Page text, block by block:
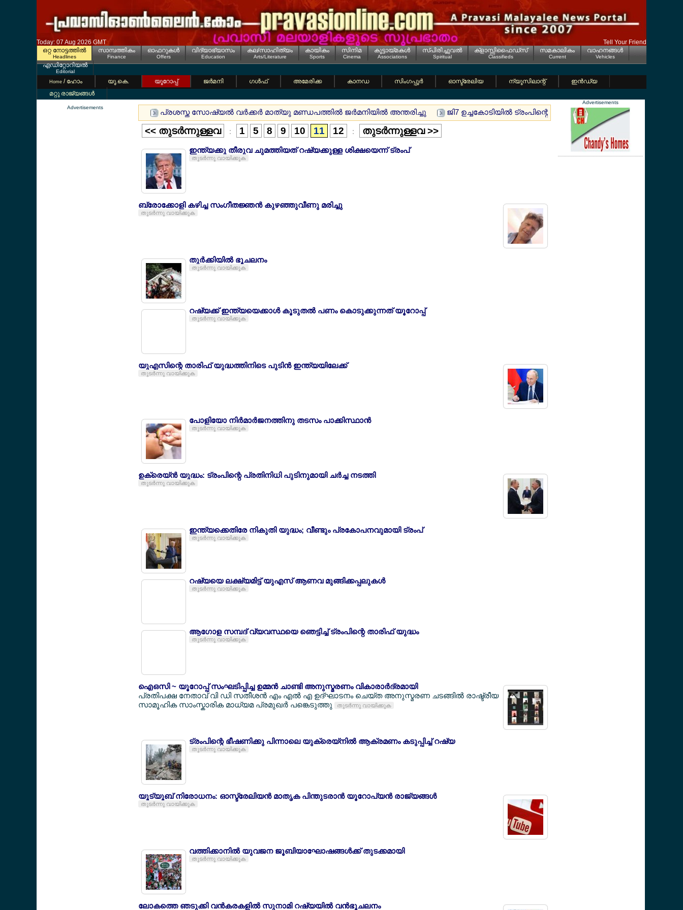
Today: 07 Aug 2026 GMT
Tell Your Friend
ഒറ്റ നോട്ടത്തില്‍
Headlines
സാമ്പത്തികം
Finance
ഓഫറുകള്‍
Offers
വിദ്യാഭ്യാസം
Education
കല/സാഹിത്യം
Arts/Literature
കായികം
Sports
സിനിമ
Cinema
കൂട്ടായ്മകള്‍
Associations
സ്പിരിച്ചുവല്‍
Spiritual
ക്ളാസ്സിഫൈഡ്സ്
Classifieds
സമകാലികം
Current
വാഹനങ്ങള്‍
Vehicles
എഡിറ്റോറിയല്‍
Editorial
Home / ഹോം യൂ.കെ. യൂറോപ്പ് ജര്‍മനി ഗള്‍ഫ് അമേരിക്ക കാനഡ സിംഗപ്പൂര്‍ ഓസ്ട്രേലിയ ന്യൂസിലാന്റ്
ഇന്‍ഡ്യ
മറ്റു രാജ്യങ്ങള്‍
Advertisements
പ്രശസ്ത സോഷ്യല്‍ വര്‍ക്കര്‍ മാത്യു മണ്ഡപത്തില്‍ ജര്‍മനിയില്‍ അന്തരിച്ചു ജി7 ഉച്ചകോടിയില്‍ ട്രംപിന്റെ വമ്പന്‍ ട്വിസ്ററ്; യുക്രെയ്ന്
<< തുടര്‍ന്നുള്ളവ : 1 5 8 9 10 11 12 : തുടര്‍ന്നുള്ളവ >>
ഇന്ത്യക്കു തീരുവ ചുമത്തിയത് റഷ്യക്കുള്ള ശിക്ഷയെന്ന് ട്രംപ്
തുടര്‍ന്നു വായിക്കുക
ബ്രോക്കോളി കഴിച്ച സംഗീതജ്ഞന്‍ കുഴഞ്ഞുവീണു മരിച്ചു
തുടര്‍ന്നു വായിക്കുക
തുര്‍ക്കിയില്‍ ഭൂചലനം
തുടര്‍ന്നു വായിക്കുക
റഷ്യക്ക് ഇന്ത്യയെക്കാള്‍ കൂടുതല്‍ പണം കൊടുക്കുന്നത് യൂറോപ്പ്
തുടര്‍ന്നു വായിക്കുക
യുഎസിന്റെ താരിഫ് യുദ്ധത്തിനിടെ പുടിന്‍ ഇന്ത്യയിലേക്ക്
തുടര്‍ന്നു വായിക്കുക
പോളിയോ നിര്‍മാര്‍ജനത്തിനു തടസം പാക്കിസ്ഥാന്‍
തുടര്‍ന്നു വായിക്കുക
ഉക്രെയ്ന്‍ യുദ്ധം: ട്രംപിന്റെ പ്രതിനിധി പുടിനുമായി ചര്‍ച്ച നടത്തി
തുടര്‍ന്നു വായിക്കുക
ഇന്ത്യക്കെതിരേ നികുതി യുദ്ധം; വീണ്ടും പ്രകോപനവുമായി ട്രംപ്
തുടര്‍ന്നു വായിക്കുക
റഷ്യയെ ലക്ഷ്യമിട്ട് യുഎസ് ആണവ മുങ്ങിക്കപ്പലുകള്‍
തുടര്‍ന്നു വായിക്കുക
ആഗോള സമ്പദ് വ്യവസ്ഥയെ ഞെട്ടിച്ച് ട്രംപിന്റെ താരിഫ് യുദ്ധം
തുടര്‍ന്നു വായിക്കുക
ഐഒസി ~ യൂറോപ്പ് സംഘടിപ്പിച്ച ഉമ്മന്‍ ചാണ്ടി അനുസ്മരണം വികാരാര്‍ദ്രമായി
പ്രതിപക്ഷ നേതാവ് വി ഡി സതീശന്‍ എം എല്‍ എ ഉദ്ഘാടനം ചെയ്ത അനുസ്മരണ ചടങ്ങില്‍ രാഷ്ട്രീയ
സാമൂഹിക സാംസ്കാരിക മാധ്യമ പ്രമുഖര്‍ പങ്കെടുത്തു
തുടര്‍ന്നു വായിക്കുക
ട്രംപിന്റെ ഭീഷണിക്കു പിന്നാലെ യുക്രെയ്നില്‍ ആക്രമണം കടുപ്പിച്ച് റഷ്യ
തുടര്‍ന്നു വായിക്കുക
യൂട്യൂബ് നിരോധനം: ഓസ്ട്രേലിയന്‍ മാതൃക പിന്തുടരാന്‍ യൂറോപ്യന്‍ രാജ്യങ്ങള്‍
തുടര്‍ന്നു വായിക്കുക
വത്തിക്കാനില്‍ യുവജന ജൂബിയാഘോഷങ്ങള്‍ക്ക് തുടക്കമായി
തുടര്‍ന്നു വായിക്കുക
ലോകത്തെ ഞടുക്കി വന്‍കരകളില്‍ സുനാമി റഷ്യയില്‍ വന്‍ഭൂചലനം
Advertisements